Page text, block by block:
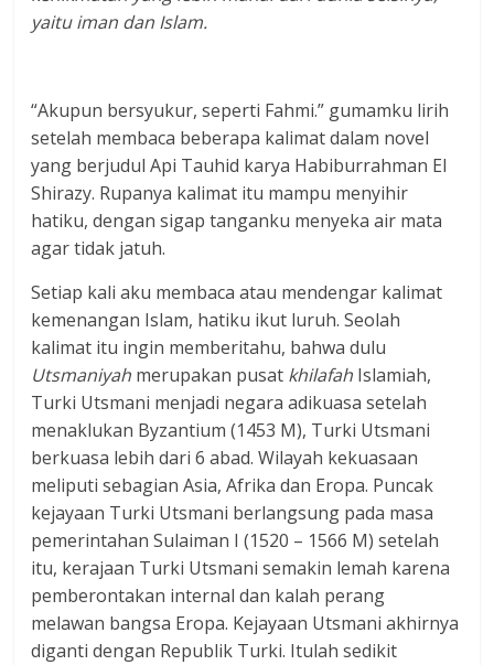
yaitu iman dan Islam.
“Akupun bersyukur, seperti Fahmi.” gumamku lirih
setelah membaca beberapa kalimat dalam novel
yang berjudul Api Tauhid karya Habiburrahman El
Shirazy. Rupanya kalimat itu mampu menyihir
hatiku, dengan sigap tanganku menyeka air mata
agar tidak jatuh.
Setiap kali aku membaca atau mendengar kalimat
kemenangan Islam, hatiku ikut luruh. Seolah
kalimat itu ingin memberitahu, bahwa dulu
Utsmaniyah merupakan pusat khilafah Islamiah,
Turki Utsmani menjadi negara adikuasa setelah
menaklukan Byzantium (1453 M), Turki Utsmani
berkuasa lebih dari 6 abad. Wilayah kekuasaan
meliputi sebagian Asia, Afrika dan Eropa. Puncak
kejayaan Turki Utsmani berlangsung pada masa
pemerintahan Sulaiman I (1520 – 1566 M) setelah
itu, kerajaan Turki Utsmani semakin lemah karena
pemberontakan internal dan kalah perang
melawan bangsa Eropa. Kejayaan Utsmani akhirnya
diganti dengan Republik Turki. Itulah sedikit